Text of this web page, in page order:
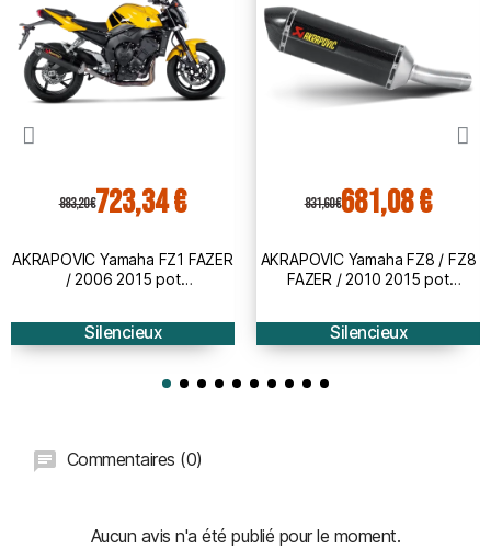
883,20 €723,34 €
AKRAPOVIC Yamaha FZ1 FAZER
/ 2006 2015 pot
homologué CE SLIP-ON 1811-
2983
Silencieux
831,60 €681,08 €
AKRAPOVIC Yamaha FZ8 / FZ8
FAZER / 2010 2015 pot
homologué CE SLIP-ON 1811-
2292
Silencieux
Commentaires (0)
Aucun avis n'a été publié pour le moment.